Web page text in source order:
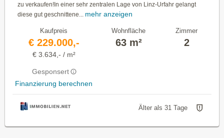
zu verkaufen!In einer sehr zentralen Lage von Linz-Urfahr gelangt
diese gut geschnittene... mehr anzeigen
Kaufpreis
€ 229.000,-
€ 3.634,- / m²
Gesponsert
Finanzierung berechnen
Wohnfläche
63 m²
Zimmer
2
Älter als 31 Tage